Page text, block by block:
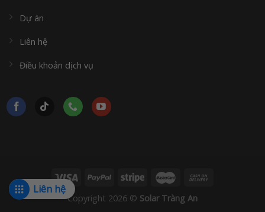
Dự án
Liên hệ
Điều khoản dịch vụ
Copyright 2026 © Solar Tràng An
Liên hệ